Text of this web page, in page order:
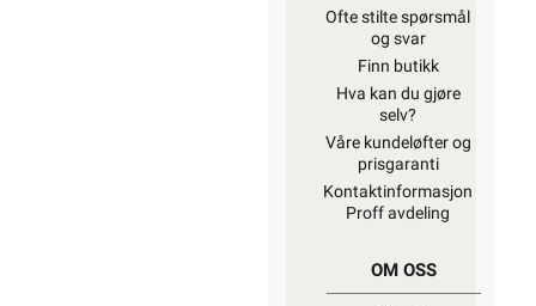
Ofte stilte spørsmål
og svar
Finn butikk
Hva kan du gjøre
selv?
Våre kundeløfter og
prisgaranti
Kontaktinformasjon
Proff avdeling
OM OSS